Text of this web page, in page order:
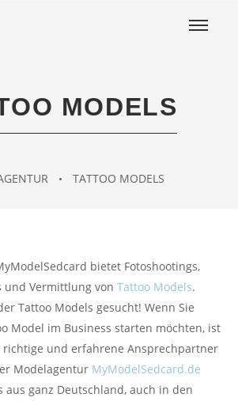
MODELS
TATTOO MODELS
bietet Fotoshootings,
und Vermittlung von Tattoo Models.
Tattoo Models gesucht! Wenn Sie
Model im Business starten möchten, ist
und erfahrene Ansprechpartner
Modelagentur MyModelSedcard.de
aus ganz Deutschland, auch in den